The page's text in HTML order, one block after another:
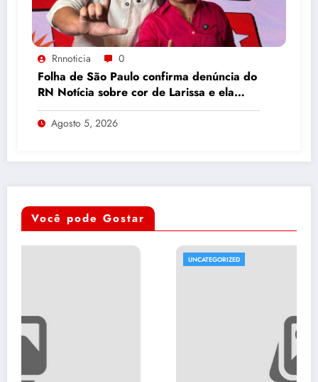
Rnnoticia 0
Folha de São Paulo confirma denúncia do
RN Notícia sobre cor de Larissa e ela
volta a ser “branca”
Agosto 5, 2026
Você pode Gostar